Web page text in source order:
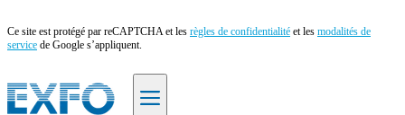
Ce site est protégé par reCAPTCHA et les règles de confidentialité et les modalités de
service de Google s’appliquent.